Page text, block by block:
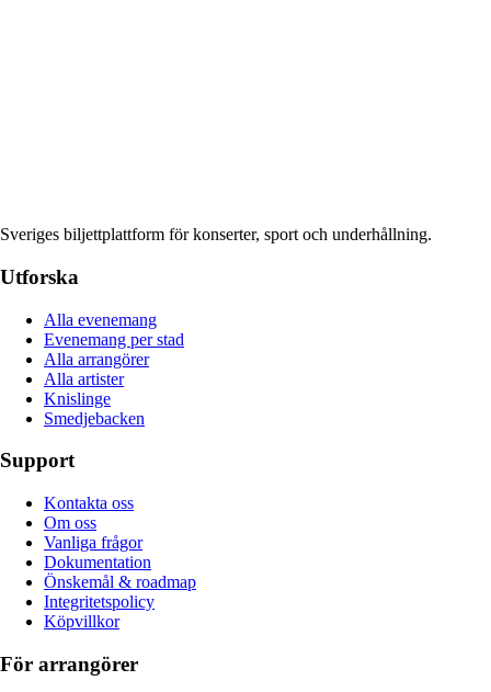
Sveriges biljettplattform för konserter, sport och underhållning.
Utforska
Alla evenemang
Evenemang per stad
Alla arrangörer
Alla artister
Knislinge
Smedjebacken
Support
Kontakta oss
Om oss
Vanliga frågor
Dokumentation
Önskemål & roadmap
Integritetspolicy
Köpvillkor
För arrangörer